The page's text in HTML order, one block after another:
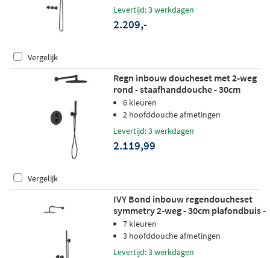
Levertijd: 3 werkdagen
2.209,-
Vergelijk
Regn inbouw doucheset met 2-weg
rond - staafhanddouche - 30cm
hoofddouche - plafondbuis -
glijstang - mat zwart
6 kleuren
2 hoofddouche afmetingen
Levertijd: 3 werkdagen
2.119,99
Vergelijk
IVY Bond inbouw regendoucheset
symmetry 2-weg - 30cm plafondbuis -
25cm slim hoofddouche -
wandhouder - staafhanddouche -
7 kleuren
3 hoofddouche afmetingen
Levertijd: 3 werkdagen